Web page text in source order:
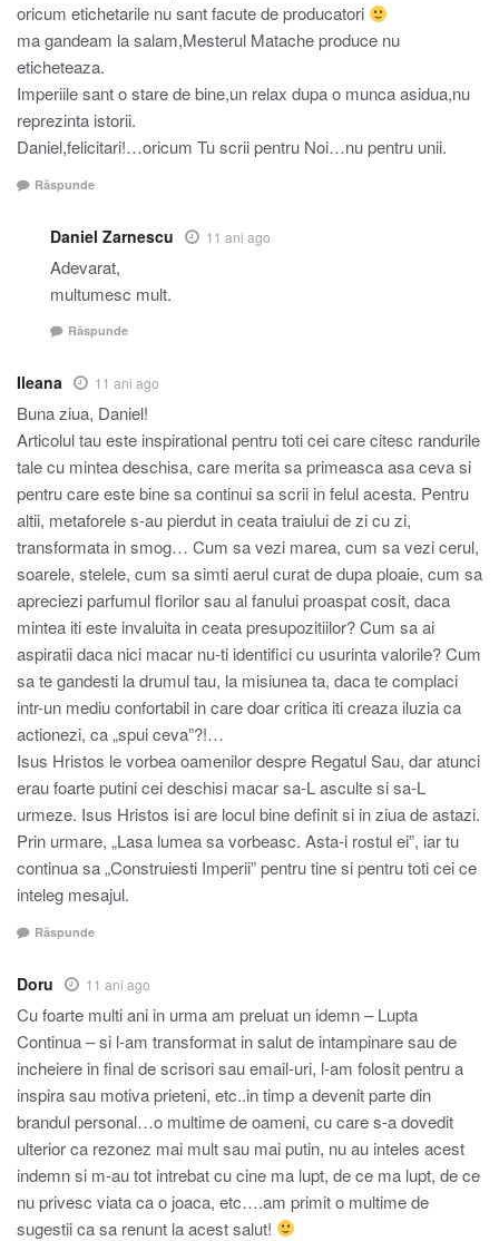
oricum etichetarile nu sant facute de producatori
ma gandeam la salam,Mesterul Matache produce nu
eticheteaza.
Imperiile sant o stare de bine,un relax dupa o munca asidua,nu
reprezinta istorii.
Daniel,felicitari!…oricum Tu scrii pentru Noi…nu pentru unii.
Răspunde
Daniel Zarnescu 11 ani ago
Adevarat,
multumesc mult.
Răspunde
Ileana 11 ani ago
Buna ziua, Daniel!
Articolul tau este inspirational pentru toti cei care citesc randurile
tale cu mintea deschisa, care merita sa primeasca asa ceva si
pentru care este bine sa continui sa scrii in felul acesta. Pentru
altii, metaforele s-au pierdut in ceata traiului de zi cu zi,
transformata in smog… Cum sa vezi marea, cum sa vezi cerul,
soarele, stelele, cum sa simti aerul curat de dupa ploaie, cum sa
apreciezi parfumul florilor sau al fanului proaspat cosit, daca
mintea iti este invaluita in ceata presupozitiilor? Cum sa ai
aspiratii daca nici macar nu-ti identifici cu usurinta valorile? Cum
sa te gandesti la drumul tau, la misiunea ta, daca te complaci
intr-un mediu confortabil in care doar critica iti creaza iluzia ca
actionezi, ca „spui ceva”?!…
Isus Hristos le vorbea oamenilor despre Regatul Sau, dar atunci
erau foarte putini cei deschisi macar sa-L asculte si sa-L
urmeze. Isus Hristos isi are locul bine definit si in ziua de astazi.
Prin urmare, „Lasa lumea sa vorbeasc. Asta-i rostul ei”, iar tu
continua sa „Construiesti Imperii” pentru tine si pentru toti cei ce
inteleg mesajul.
Răspunde
Doru 11 ani ago
Cu foarte multi ani in urma am preluat un idemn – Lupta
Continua – si l-am transformat in salut de intampinare sau de
incheiere in final de scrisori sau email-uri, l-am folosit pentru a
inspira sau motiva prieteni, etc..in timp a devenit parte din
brandul personal…o multime de oameni, cu care s-a dovedit
ulterior ca rezonez mai mult sau mai putin, nu au inteles acest
indemn si m-au tot intrebat cu cine ma lupt, de ce ma lupt, de ce
nu privesc viata ca o joaca, etc….am primit o multime de
sugestii ca sa renunt la acest salut!